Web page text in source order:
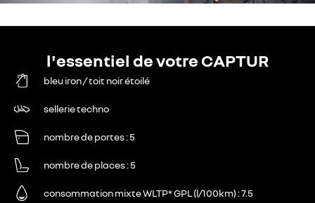
l'essentiel de votre CAPTUR
bleu iron / toit noir étoilé
sellerie techno
nombre de portes 5
nombre de places 5
consommation mixte WLTP* GPL (l/100km) 7.5